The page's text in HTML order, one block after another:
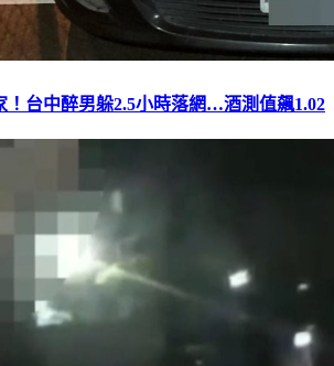
！台中醉男躲2.5小時落網…酒測值飆1.02